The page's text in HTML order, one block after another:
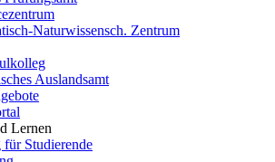
Naturwissensch. Zentrum
Auslandsamt
Lernen
für Studierende